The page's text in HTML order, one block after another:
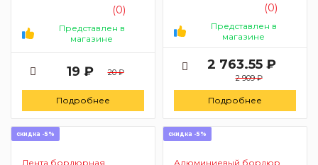
(0)
Представлен в
магазине
19 ₽ 20 ₽
Подробнее
(0)
Представлен в
магазине
2 763.55 ₽
2 909 ₽
Подробнее
скидка -5%
Лента бордюрная
скидка -5%
Алюминиевый бордюр